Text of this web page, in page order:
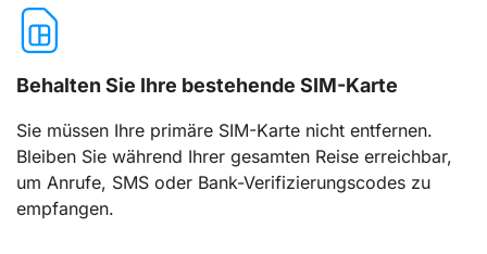
Behalten Sie Ihre bestehende SIM-Karte
Sie müssen Ihre primäre SIM-Karte nicht entfernen.
Bleiben Sie während Ihrer gesamten Reise erreichbar,
um Anrufe, SMS oder Bank-Verifizierungscodes zu
empfangen.